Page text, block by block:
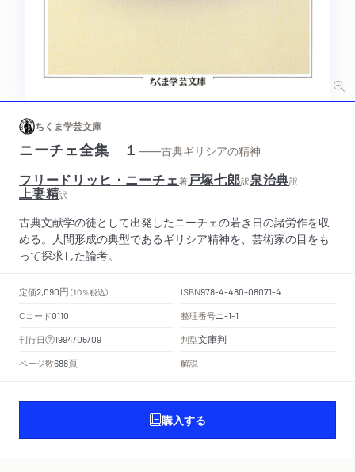
ちくま学芸文庫
ニーチェ全集 １——古典ギリシアの精神
フリードリッヒ・ニーチェ著戸塚七郎訳泉治典訳
上妻精訳
古典文献学の徒として出発したニーチェの若き日の諸労作を収
める。人間形成の典型であるギリシア精神を、芸術家の目をも
って探求した論考。
定価2,090円 （10％税込） ISBN978-4-480-08071-4
Cコード0110 整理番号ニ-1-1
刊行日 1994/05/09 判型文庫判
ページ数688頁 解説
購入する